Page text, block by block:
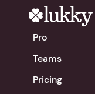
Pro
Teams
Pricing